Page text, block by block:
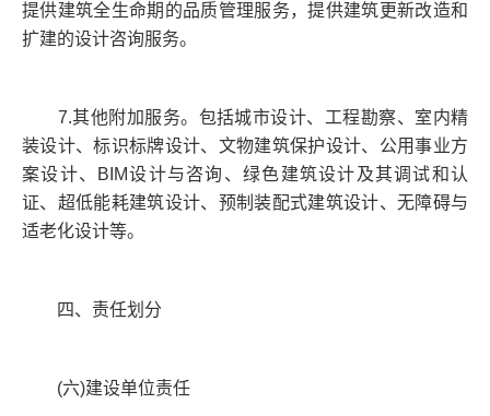
提供建筑全生命期的品质管理服务，提供建筑更新改造和
扩建的设计咨询服务。
7.其他附加服务。包括城市设计、工程勘察、室内精
装设计、标识标牌设计、文物建筑保护设计、公用事业方
案设计、BIM设计与咨询、绿色建筑设计及其调试和认
证、超低能耗建筑设计、预制装配式建筑设计、无障碍与
适老化设计等。
四、责任划分
(六)建设单位责任